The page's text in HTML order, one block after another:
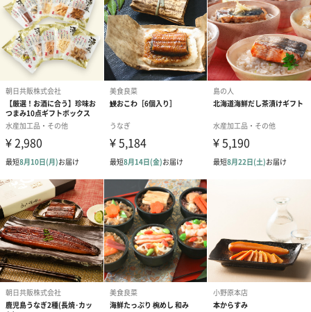
また、活状態で放置しておくと黒変といって身の色が黒くなって
しまいます。
これではせっかくの【ズワイガニ】が台無しです。
今このページを見て下さったお客様には、食した際に北海道を感
じながら楽しんでいただけるよう厳選した【ズワイガニ】をお届
不動の人気！蟹足だけ揃えました
特大サイズの新鮮【ズワイガニ】を食べやすいように、獲れたて
浜茹で後、きれいに足だけ揃えました。
甲羅のみ取り外し足の付け根部分の肩から爪の先まで、全て食べ
られる部分のみでまとめました。